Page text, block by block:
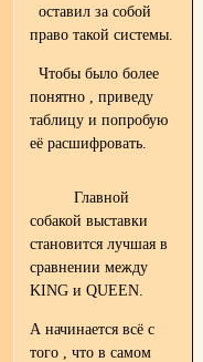
оставил за собой
право такой системы.
Чтобы было более
понятно , приведу
таблицу и попробую
её расшифровать.
Главной
собакой выставки
становится лучшая в
сравнении между
KING и QUEEN.
А начинается всё с
того , что в самом